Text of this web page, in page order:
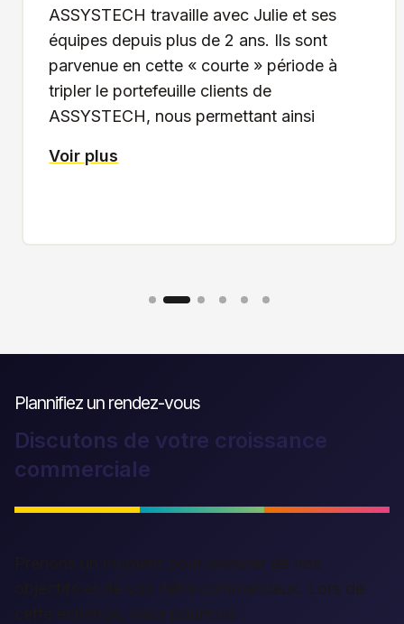
considérable pour nous aider dans la
recherche de notre nouveau responsable
commercial. On cherchait (comme tout le
monde) un peu un « mouton à cinq
pattes »…
Voir plus
Plannifiez un rendez-vous
Discutons de votre croissance
commerciale
Prenons un moment pour discuter de vos
objectifs et de vos défis commerciaux. Lors de
cette échange, nous pourrons :